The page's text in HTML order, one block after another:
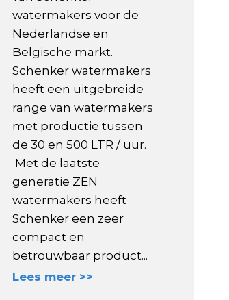
watermakers voor de
Nederlandse en
Belgische markt.
Schenker watermakers
heeft een uitgebreide
range van watermakers
met productie tussen
de 30 en 500 LTR / uur.
Met de laatste
generatie ZEN
watermakers heeft
Schenker een zeer
compact en
betrouwbaar product...
Lees meer >>